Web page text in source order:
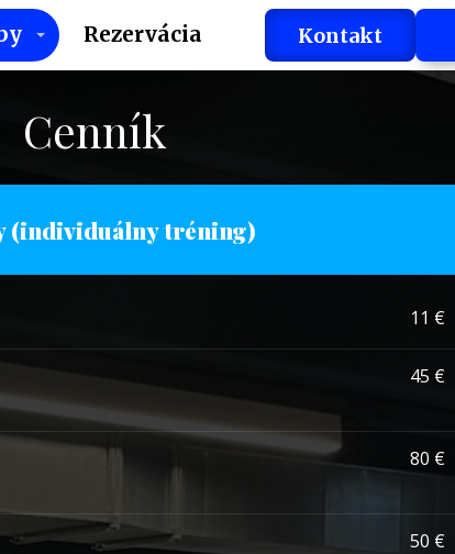
Rezervácia Kontakt
Cenník
(individuálny tréning)
11 €
45 €
80 €
50 €